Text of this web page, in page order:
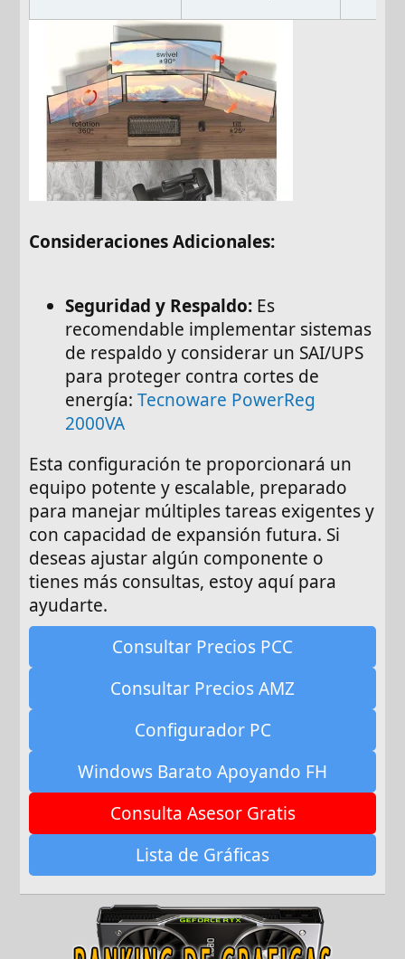
Consideraciones Adicionales:
Seguridad y Respaldo: Es
recomendable implementar sistemas
de respaldo y considerar un SAI/UPS
para proteger contra cortes de
energía:Tecnoware PowerReg
2000VA
Esta configuración te proporcionará un
equipo potente y escalable, preparado
para manejar múltiples tareas exigentes y
con capacidad de expansión futura. Si
deseas ajustar algún componente o
tienes más consultas, estoy aquí para
ayudarte.
Consultar Precios PCC
Consultar Precios AMZ
Configurador PC
Windows Barato Apoyando FH
Consulta Asesor Gratis
Lista de Gráficas